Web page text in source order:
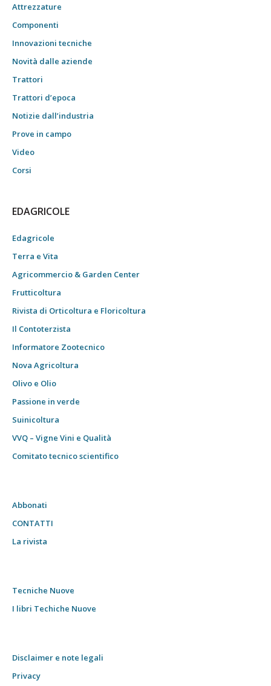
Attrezzature
Componenti
Innovazioni tecniche
Novità dalle aziende
Trattori
Trattori d’epoca
Notizie dall’industria
Prove in campo
Video
Corsi
EDAGRICOLE
Edagricole
Terra e Vita
Agricommercio & Garden Center
Frutticoltura
Rivista di Orticoltura e Floricoltura
Il Contoterzista
Informatore Zootecnico
Nova Agricoltura
Olivo e Olio
Passione in verde
Suinicoltura
VVQ – Vigne Vini e Qualità
Comitato tecnico scientifico
Abbonati
CONTATTI
La rivista
Tecniche Nuove
I libri Techiche Nuove
Disclaimer e note legali
Privacy